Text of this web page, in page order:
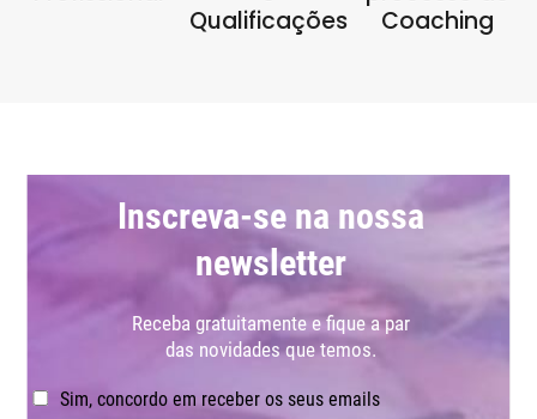
Qualificações
Coaching